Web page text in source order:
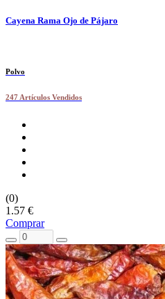
Cayena Rama Ojo de Pájaro
Polvo
247 Artículos Vendidos
(0)
1.57 €
Comprar